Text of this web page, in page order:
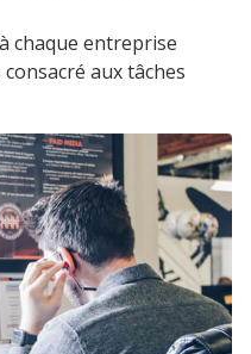
chaque entreprise
aux tâches